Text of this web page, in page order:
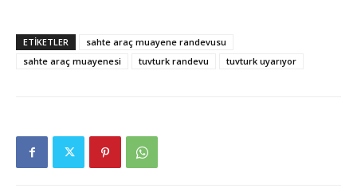
ETIKETLER
sahte araç muayene randevusu
sahte araç muayenesi
tuvturk randevu tuvturk uyarıyor